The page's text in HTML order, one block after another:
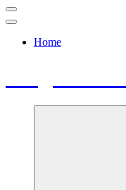
Home